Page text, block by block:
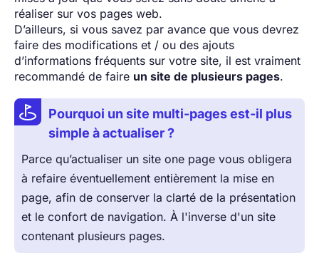
réaliser sur vos pages web.
D’ailleurs, si vous savez par avance que vous devrez
faire des modifications et / ou des ajouts
d’informations fréquents sur votre site, il est vraiment
recommandé de faire un site de plusieurs pages.
Pourquoi un site multi-pages est-il plus
simple à actualiser ?
Parce qu’actualiser un site one page vous obligera
à refaire éventuellement entièrement la mise en
page, afin de conserver la clarté de la présentation
et le confort de navigation. À l'inverse d'un site
contenant plusieurs pages.